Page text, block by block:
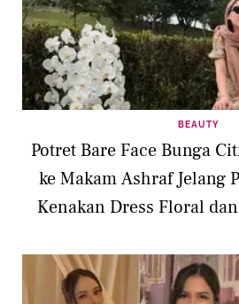
BEAUTY
Potret Bare Face Bunga
ke Makam Ashraf Jelang
Kenakan Dress Floral